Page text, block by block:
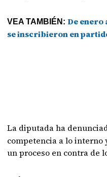
VEA TAMBIÉN:De enero
se inscribieron en
La diputada ha
competencia a lo interno
un proceso en contra de